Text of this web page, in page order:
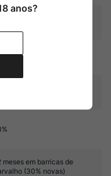
meses em barricas de
(30% novas)
anos?